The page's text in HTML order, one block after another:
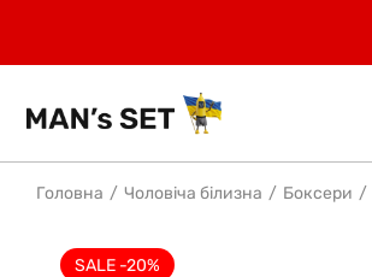
Головна Чоловіча білизна Боксери
SALE -20%